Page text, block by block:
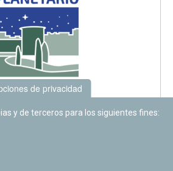
de privacidad
y de terceros para los siguientes fines: